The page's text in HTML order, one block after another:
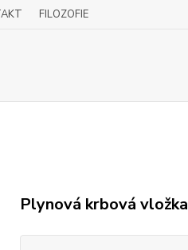
FILOZOFIE
Plynová krbová vložka